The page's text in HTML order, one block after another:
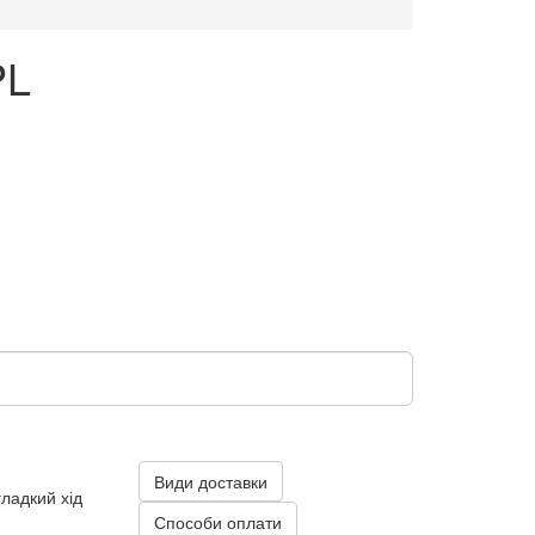
хід
Види доставки
Способи оплати